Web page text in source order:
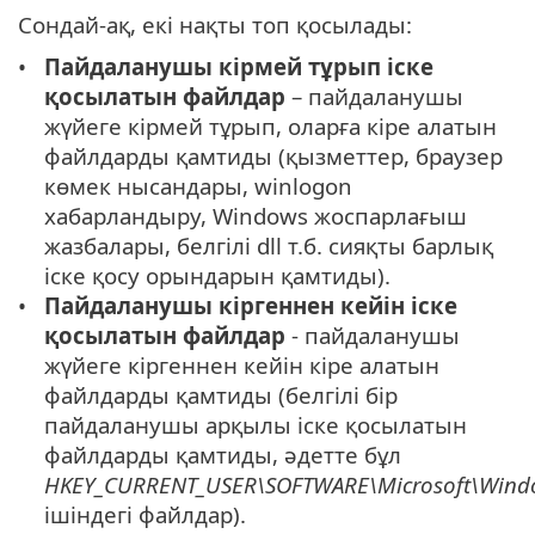
Сондай-ақ, екі нақты топ қосылады:
Пайдаланушы кірмей тұрып іске
қосылатын файлдар – пайдаланушы
жүйеге кірмей тұрып, оларға кіре алатын
файлдарды қамтиды (қызметтер, браузер
көмек нысандары, winlogon
хабарландыру, Windows жоспарлағыш
жазбалары, белгілі dll т.б. сияқты барлық
іске қосу орындарын қамтиды).
Пайдаланушы кіргеннен кейін іске
қосылатын файлдар - пайдаланушы
жүйеге кіргеннен кейін кіре алатын
файлдарды қамтиды (белгілі бір
пайдаланушы арқылы іске қосылатын
файлдарды қамтиды, әдетте бұл
ішіндегі файлдар).